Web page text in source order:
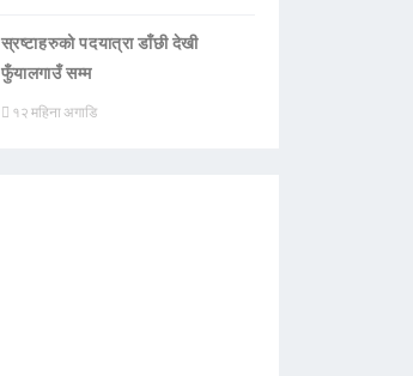
स्रष्टाहरुको पदयात्रा डाँछी देखी
फुँयालगाउँ सम्म
१२ महिना अगाडि